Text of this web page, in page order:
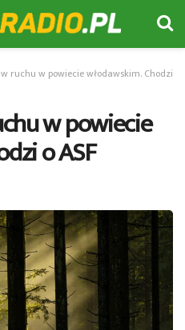
ruchu w powiecie włodawskim. Chodzi
w powiecie
o ASF